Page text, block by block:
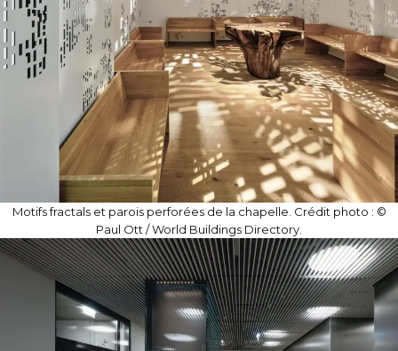
Motifs fractals et parois perforées de la chapelle. Crédit photo : ©
Paul Ott / World Buildings Directory.